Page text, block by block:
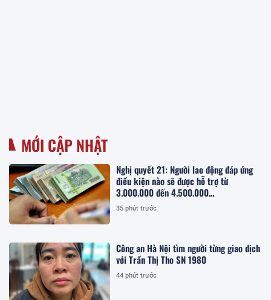
MỚI CẬP NHẬT
Nghị quyết 21: Người lao động đáp ứng
điều kiện nào sẽ được hỗ trợ từ
3.000.000 đến 4.500.000
đồng/người/tháng tiền thuê nhà?
35 phút trước
Công an Hà Nội tìm người từng giao dịch
với Trần Thị Tho SN 1980
44 phút trước